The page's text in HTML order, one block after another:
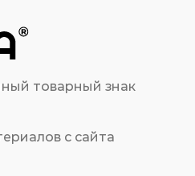
товарный знак
с сайта